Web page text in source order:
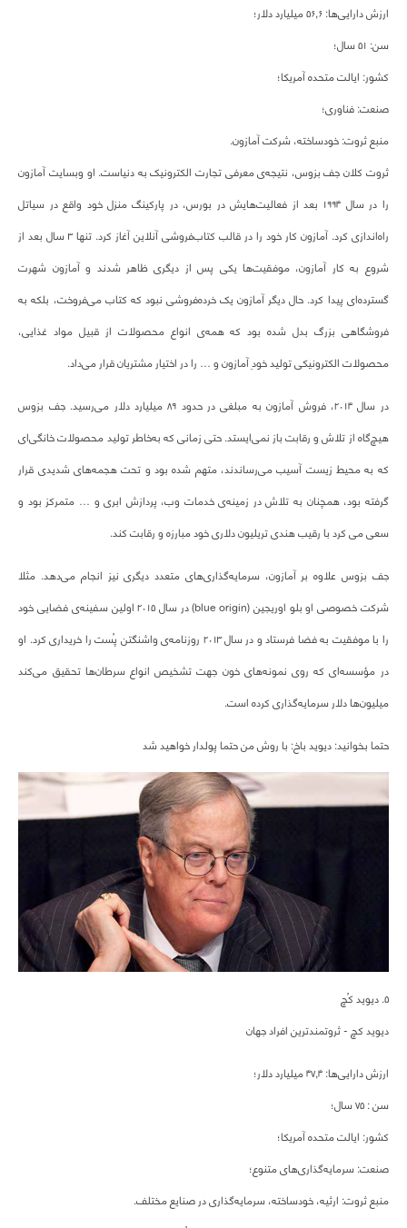
ارزش دارایی‌ها: ۵۶,۶ میلیارد دلار؛
سن: ۵۱ سال؛
کشور: ایالت متحده آمریکا؛
صنعت: فناوری؛
منبع ثروت: خودساخته، شرکت آمازون.
ثروت کلان جف بزوس، نتیجه‌ی معرفی تجارت الکترونیک به دنیاست. او وبسایت آمازون
را در سال ۱۹۹۴ بعد از فعالیت‌هایش در بورس، در پارکینگ منزل خود واقع در سیاتل
راه‌اندازی کرد. آمازون کار خود را در قالب کتاب‌فروشی آنلاین آغاز کرد. تنها ۳ سال بعد از
شروع به کار آمازون، موفقیت‌ها یکی پس از دیگری ظاهر شدند و آمازون شهرت
گسترده‌ای پیدا کرد. حال دیگر آمازون یک خرده‌فروشی نبود که کتاب می‌فروخت، بلکه به
فروشگاهی بزرگ بدل شده بود که همه‌‌ی انواع محصولات از قبیل مواد غذایی،
محصولات الکترونیکی تولید خودِ آمازون و … را در اختیار مشتریان قرار می‌داد.
در سال ۲۰۱۴، فروش آمازون به مبلغی در حدود ۸۹ میلیارد دلار می‌رسید. جف بزوس
هیچ‌گاه از تلاش و رقابت باز نمی‌ایستد. حتی زمانی‌ که به‌خاطر تولید محصولات خانگی‌ای
که به محیط زیست آسیب می‌رساندند، متهم شده بود و تحت هجمه‌های شدیدی قرار
گرفته بود، همچنان به تلاش در زمینه‌ی خدمات وب، پردازش ابری و … متمرکز بود و
سعی می کرد با رقیب هندی تریلیون دلاری خود مبارزه و رقابت کند.
جف بزوس علاوه بر آمازون، سرمایه‌گذاری‌های متعدد دیگری نیز انجام می‌دهد. مثلا
شرکت خصوصی او بلو اوریجین (blue origin) در سال ۲۰۱۵ اولین سفینه‌ی فضایی خود
را با موفقیت به فضا فرستاد و در سال ۲۰۱۳ روزنامه‌ی واشنگتن پُست را خریداری کرد. او
در مؤسسه‌ای که روی نمونه‌های خون جهت تشخیص انواع سرطان‌ها تحقیق می‌کند
میلیون‌ها دلار سرمایه‌گذاری کرده است.
حتما بخوانید: دیوید باخ: با روش من حتما پولدار خواهید شد
۵. دیوید کُچ
دیوید کچ - ثروتمندترین افراد جهان
ارزش دارایی‌ها:‌ ۴۷,۴ میلیارد دلار؛
سن : ۷۵ سال؛
کشور: ایالت متحده آمریکا؛
صنعت: سرمایه‌گذاری‌های متنوع؛
منبع ثروت: ارثیه، خودساخته، سرمایه‌گذاری‌ در صنایع مختلف.